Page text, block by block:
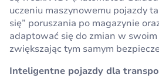
uczeniu maszynowemu pojazdy
się” poruszania po magazynie
adaptować się do zmian w
zwiększając tym samym
Inteligentne pojazdy dla